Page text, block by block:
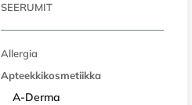
SEERUMIT
Allergia
Apteekkikosmetiikka
A-Derma